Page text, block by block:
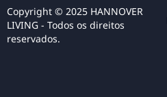
Copyright © 2025 HANNOVER
LIVING - Todos os direitos
reservados.